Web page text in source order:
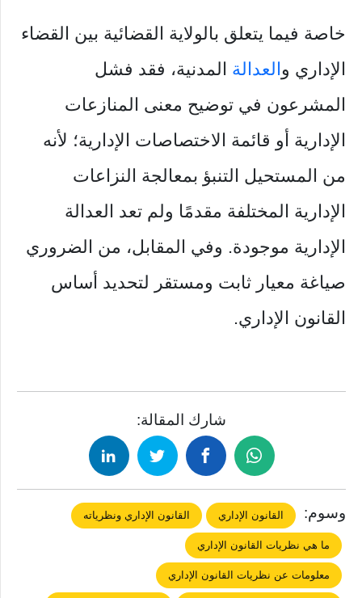
خاصة فيما يتعلق بالولاية القضائية بين القضاء
الإداري والعدالة المدنية، فقد فشل
المشرعون في توضيح معنى المنازعات
الإدارية أو قائمة الاختصاصات الإدارية؛ لأنه
من المستحيل التنبؤ بمعالجة النزاعات
الإدارية المختلفة مقدمًا ولم تعد العدالة
الإدارية موجودة. وفي المقابل، من الضروري
صياغة معيار ثابت ومستقر لتحديد أساس
القانون الإداري.
شارك المقالة:
وسوم: القانون الإداري القانون الإداري ونظرياته
ما هي نظريات القانون الإداري
معلومات عن نظريات القانون الإداري